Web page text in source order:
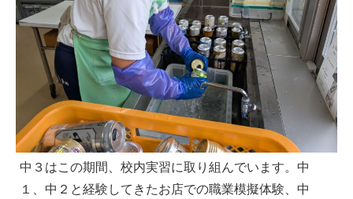
中３はこの期間、校内実習に取り組んでいます。中
１、中２と経験してきたお店での職業模擬体験、中